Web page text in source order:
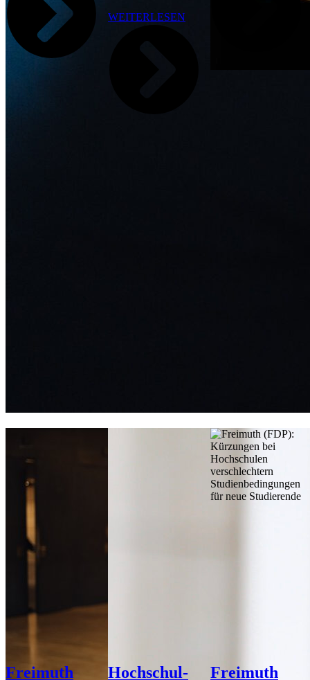
WEI­TER­LE­SEN
Frei­muth Hoch­schul­ Frei­muth